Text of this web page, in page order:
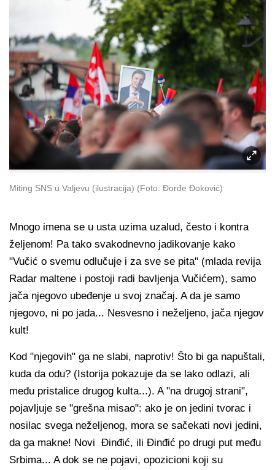
Miting SNS u Valjevu (ilustracija) (Foto: Đorđe Đoković)
Mnogo imena se u usta uzima uzalud, često i kontra
željenom! Pa tako svakodnevno jadikovanje kako
"Vučić o svemu odlučuje i za sve se pita" (mlada revija
Radar maltene i postoji radi bavljenja Vučićem), samo
jača njegovo ubeđenje u svoj značaj. A da je samo
njegovo, ni po jada... Nesvesno i neželjeno, jača njegov
kult!
Kod "njegovih" ga ne slabi, naprotiv! Što bi ga napuštali,
kuda da odu? (Istorija pokazuje da se lako odlazi, ali
među pristalice drugog kulta...). A "na drugoj strani",
pojavljuje se "grešna misao": ako je on jedini tvorac i
nosilac svega neželjenog, mora se sačekati novi jedini,
da ga makne! Novi Đinđić, ili Đinđić po drugi put među
Srbima... A dok se ne pojavi, opozicioni koji su